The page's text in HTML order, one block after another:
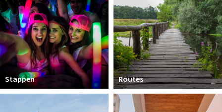
Stappen Routes